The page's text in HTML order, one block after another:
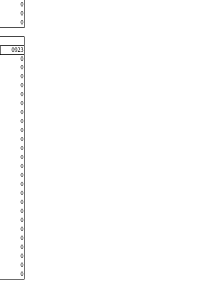
0
0
0
0923
0
0
0
0
0
0
0
0
0
0
0
0
0
0
0
0
0
0
0
0
0
0
0
0
0